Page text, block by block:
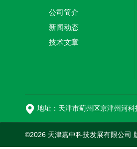
公司简介
新闻动态
技术文章
地址：天津市蓟州区京津州河
©2026 天津嘉中科技发展有限公司